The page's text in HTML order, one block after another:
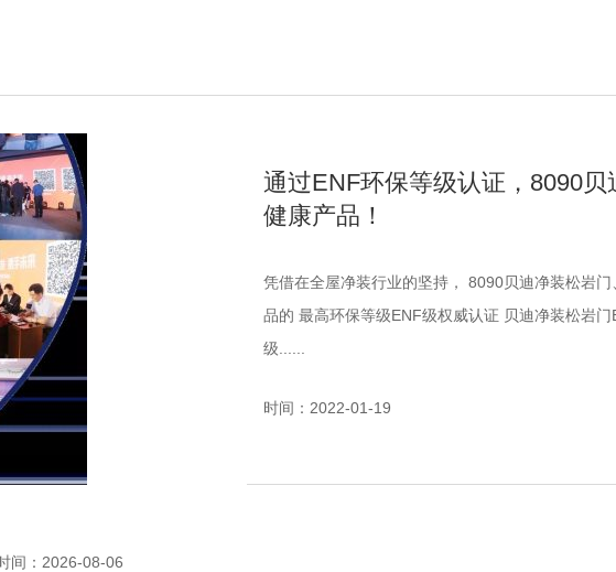
通过ENF环保等级认证，8090贝
健康产品！
凭借在全屋净装行业的坚持， 8090贝迪净装松岩门、松岩板产品 近日获得了木质复合制
品的 最高环保等级ENF级权威认证 贝迪净装松岩门ENF等级认证 贝迪净装松岩板ENF等
级......
时间：2022-01-19
间：2026-08-06